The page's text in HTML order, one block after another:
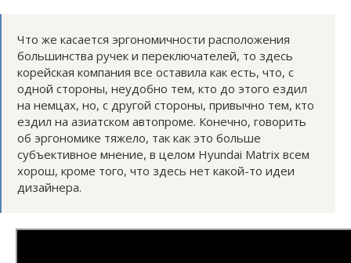
Что же касается эргономичности расположения
большинства ручек и переключателей, то здесь
корейская компания все оставила как есть, что, с
одной стороны, неудобно тем, кто до этого ездил
на немцах, но, с другой стороны, привычно тем, кто
ездил на азиатском автопроме. Конечно, говорить
об эргономике тяжело, так как это больше
субъективное мнение, в целом Hyundai Matrix всем
хорош, кроме того, что здесь нет какой-то идеи
дизайнера.